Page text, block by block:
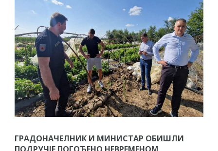
ГРАДОНАЧЕЛНИК И МИНИСТАР ОБИШЛИ